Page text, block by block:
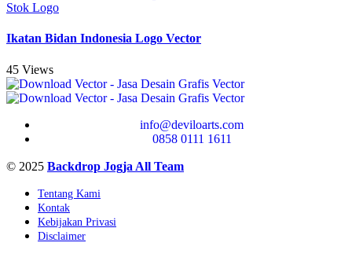
Stok Logo
Ikatan Bidan Indonesia Logo Vector
45 Views
info@deviloarts.com
0858 0111 1611
© 2025 Backdrop Jogja All Team
Tentang Kami
Kontak
Kebijakan Privasi
Disclaimer